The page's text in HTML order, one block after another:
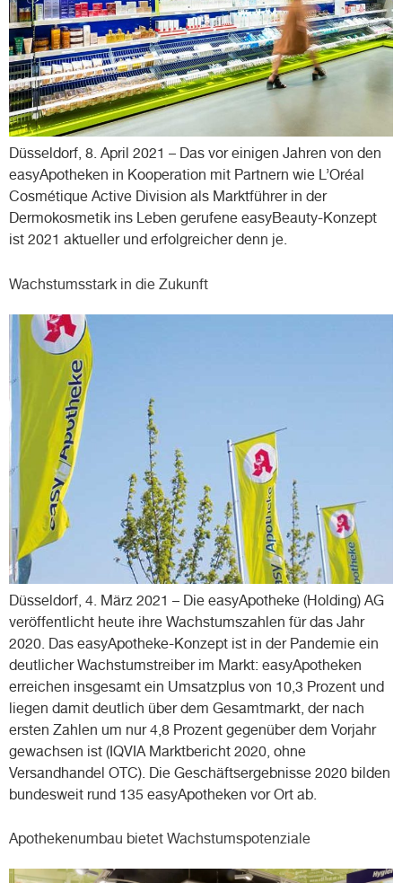
Düsseldorf, 8. April 2021 – Das vor einigen Jahren von den
easyApotheken in Kooperation mit Partnern wie L’Oréal
Cosmétique Active Division als Marktführer in der
Dermokosmetik ins Leben gerufene easyBeauty-Konzept
ist 2021 aktueller und erfolgreicher denn je.
Wachstumsstark in die Zukunft
Düsseldorf, 4. März 2021 – Die easyApotheke (Holding) AG
veröffentlicht heute ihre Wachstumszahlen für das Jahr
2020. Das easyApotheke-Konzept ist in der Pandemie ein
deutlicher Wachstumstreiber im Markt: easyApotheken
erreichen insgesamt ein Umsatzplus von 10,3 Prozent und
liegen damit deutlich über dem Gesamtmarkt, der nach
ersten Zahlen um nur 4,8 Prozent gegenüber dem Vorjahr
gewachsen ist (IQVIA Marktbericht 2020, ohne
Versandhandel OTC). Die Geschäftsergebnisse 2020 bilden
bundesweit rund 135 easyApotheken vor Ort ab.
Apothekenumbau bietet Wachstumspotenziale